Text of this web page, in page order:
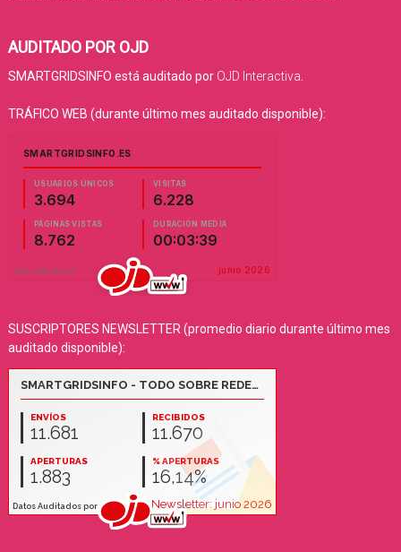
AUDITADO POR OJD
SMARTGRIDSINFO está auditado por OJD Interactiva
TRÁFICO WEB (durante último mes auditado disponible):
SUSCRIPTORES NEWSLETTER (promedio diario durante último mes
auditado disponible):